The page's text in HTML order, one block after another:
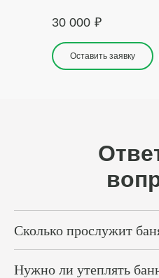
30 000 ₽
Оставить заявку
Сколько прослужит
Нужно ли утеплять